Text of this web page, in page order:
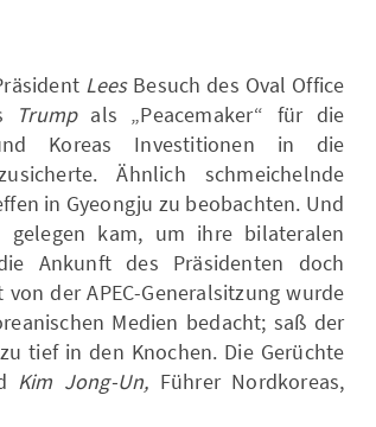
LeesBesuch des Oval Office
Trumpals „Peacemaker“ für die
Koreas Investitionen in die
Ähnlich schmeichelnde
in Gyeongju zu beobachten. Und
gelegen kam, um ihre bilateralen
Ankunft des Präsidenten doch
der APEC-Generalsitzung wurde
Medien bedacht; saß der
tief in den Knochen. Die Gerüchte
Kim Jong-Un, Führer Nordkoreas,